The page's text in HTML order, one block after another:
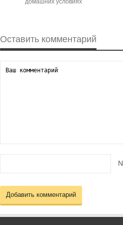
домашних условиях
Оставить комментарий